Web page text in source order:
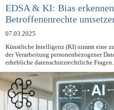
EDSA & KI: Bias erkennen
Betroffenenrechte umsetzen
07.03.2025
Künstliche Intelligenz (KI) nimmt eine
der Verarbeitung personenbezogener
erhebliche datenschutzrechtliche